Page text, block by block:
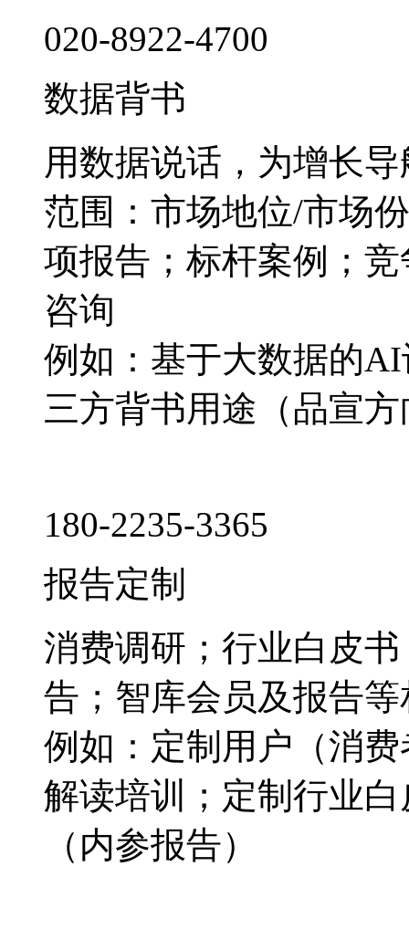
020-8922-4700
数据背书
用数据说话，为增长导
范围：市场地位/市场
项报告；标杆案例；
咨询
例如：基于大数据的
三方背书用途（品宣
180-2235-3365
报告定制
消费调研；行业白皮
告；智库会员及报告
例如：定制用户（消
解读培训；定制行业
（内参报告）